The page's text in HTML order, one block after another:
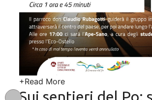
+Read More